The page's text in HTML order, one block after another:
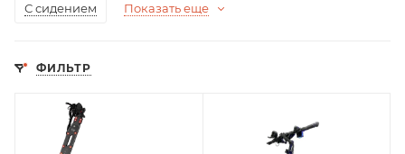
С сидением Показать еще
ФИЛЬТР